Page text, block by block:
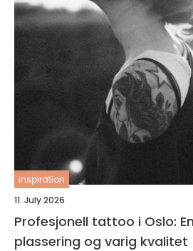
inspiration
11. July 2026
Profesjonell tattoo i Oslo:
plassering og varig kvalitet